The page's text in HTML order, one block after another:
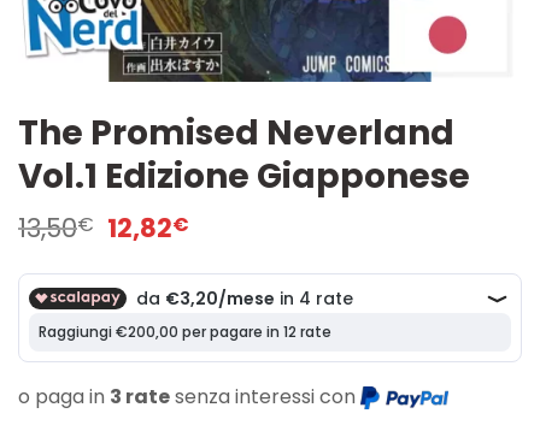
The Promised Neverland
Vol.1 Edizione Giapponese
13,50€ Il
prezzo
originale
era:
13,50€.
12,82€
attuale
è:
12,82€.
o paga in 3 ratesenza interessi con